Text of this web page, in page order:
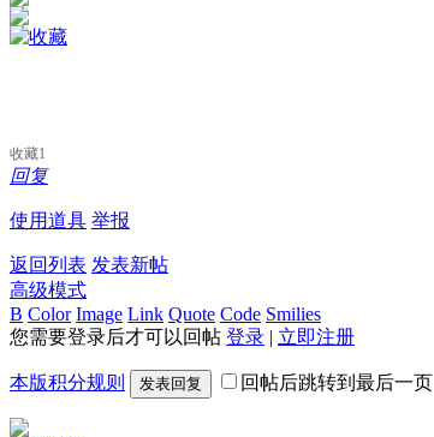
收藏1
回复
使用道具 举报
返回列表 发表新帖
高级模式
B Color Image Link Quote Code Smilies
您需要登录后才可以回帖 登录 | 立即注册
本版积分规则 发表回复 回帖后跳转到最后一页